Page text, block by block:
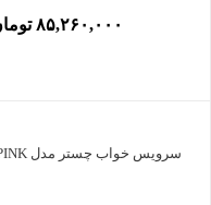
۸۵,۲۶۰,۰۰۰ تومان
سرویس خواب چستر مدل PINK